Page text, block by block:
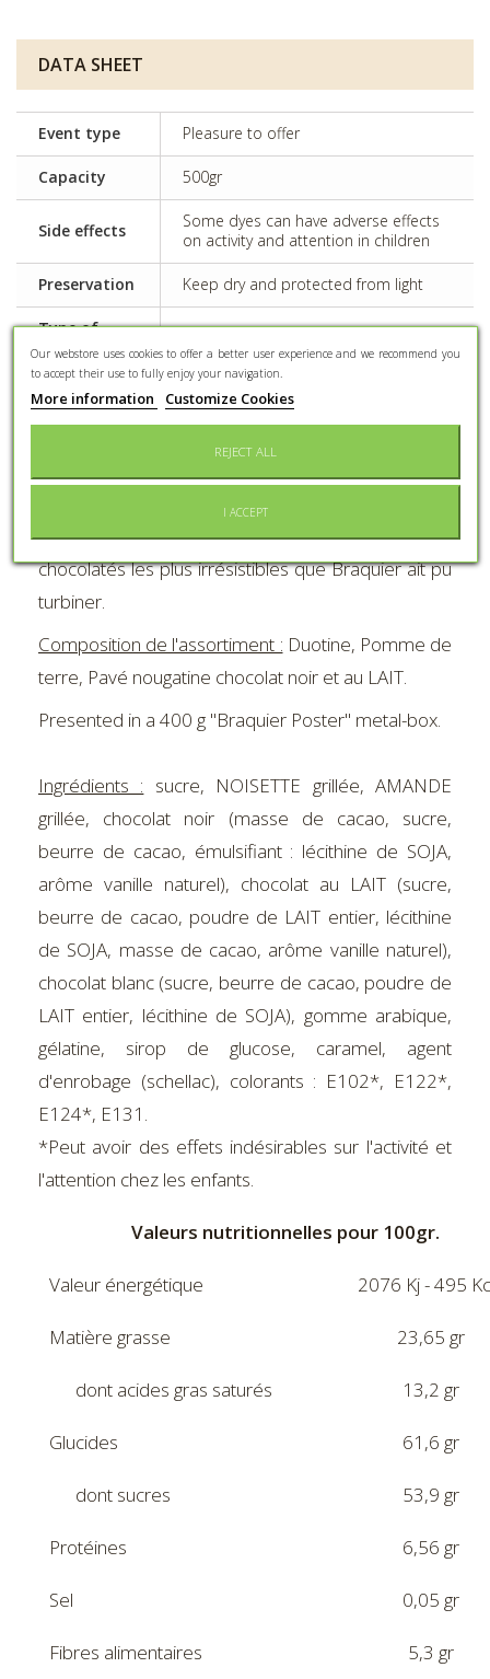
DATA SHEET
Event type Pleasure to offer
Capacity 500gr
Side effects
Some dyes can have adverse effects
on activity and attention in children
Preservation Keep dry and protected from light
Type of
assortment
Conditioning Confectioner bag
MORE INFO
Gourmand, cet assortiment réuni les produits
chocolatés les plus irrésistibles que Braquier ait pu
turbiner.
Composition de l'assortiment : Duotine, Pomme de
terre, Pavé nougatine chocolat noir et au LAIT.
Presented in a 400 g "Braquier Poster" metal-box.
Ingrédients : sucre, NOISETTE grillée, AMANDE
grillée, chocolat noir (masse de cacao, sucre,
beurre de cacao, émulsifiant : lécithine de SOJA,
arôme vanille naturel), chocolat au LAIT (sucre,
beurre de cacao, poudre de LAIT entier, lécithine
de SOJA, masse de cacao, arôme vanille naturel),
chocolat blanc (sucre, beurre de cacao, poudre de
LAIT entier, lécithine de SOJA), gomme arabique,
gélatine, sirop de glucose, caramel, agent
d'enrobage (schellac), colorants : E102*, E122*,
E124*, E131.
*Peut avoir des effets indésirables sur l'activité et
l'attention chez les enfants.
Valeurs nutritionnelles pour 100gr.
Valeur énergétique 2076 Kj - 495
Matière grasse 23,65 gr
dont acides gras saturés 13,2 gr
Glucides 61,6 gr
dont sucres 53,9 gr
Protéines 6,56 gr
Sel 0,05 gr
Fibres alimentaires 5,3 gr
Our webstore uses cookies to offer a better user experience and we recommend you
to accept their use to fully enjoy your navigation.
More information Customize Cookies
REJECT ALL
I ACCEPT